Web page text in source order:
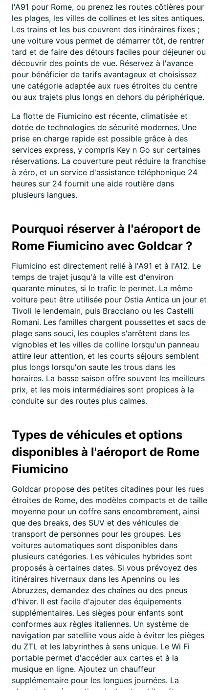
l'A91 pour Rome, ou prenez les routes côtières pour
les plages, les villes de collines et les sites antiques.
Les trains et les bus couvrent des itinéraires fixes ;
une voiture vous permet de démarrer tôt, de rentrer
tard et de faire des détours faciles pour déjeuner ou
découvrir des points de vue. Réservez à l'avance
pour bénéficier de tarifs avantageux et choisissez
une catégorie adaptée aux rues étroites du centre
ou aux trajets plus longs en dehors du périphérique.
La flotte de Fiumicino est récente, climatisée et
dotée de technologies de sécurité modernes. Une
prise en charge rapide est possible grâce à des
services express, y compris Key n Go sur certaines
réservations. La couverture peut réduire la franchise
à zéro, et un service d'assistance téléphonique 24
heures sur 24 fournit une aide routière dans
plusieurs langues.
Pourquoi réserver à l'aéroport de
Rome Fiumicino avec Goldcar ?
Fiumicino est directement relié à l'A91 et à l'A12. Le
temps de trajet jusqu'à la ville est d'environ
quarante minutes, si le trafic le permet. La même
voiture peut être utilisée pour Ostia Antica un jour et
Tivoli le lendemain, puis Bracciano ou les Castelli
Romani. Les familles chargent poussettes et sacs de
plage sans souci, les couples s'arrêtent dans les
vignobles et les villes de colline lorsqu'un panneau
attire leur attention, et les courts séjours semblent
plus longs lorsqu'on saute les trous dans les
horaires. La basse saison offre souvent les meilleurs
prix, et les mois intermédiaires sont propices à la
conduite sur des routes plus calmes.
Types de véhicules et options
disponibles à l'aéroport de Rome
Fiumicino
Goldcar propose des petites citadines pour les rues
étroites de Rome, des modèles compacts et de taille
moyenne pour un coffre sans encombrement, ainsi
que des breaks, des SUV et des véhicules de
transport de personnes pour les groupes. Les
voitures automatiques sont disponibles dans
plusieurs catégories. Les véhicules hybrides sont
proposés à certaines dates. Si vous prévoyez des
itinéraires hivernaux dans les Apennins ou les
Abruzzes, demandez des chaînes ou des pneus
d'hiver. Il est facile d'ajouter des équipements
supplémentaires. Les sièges pour enfants sont
conformes aux règles italiennes. Un système de
navigation par satellite vous aide à éviter les pièges
du ZTL et les labyrinthes à sens unique. Le Wi Fi
portable permet d'accéder aux cartes et à la
musique en ligne. Ajoutez un chauffeur
supplémentaire pour les longues journées. La